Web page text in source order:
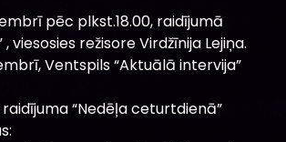
pēc plkst.18.00, raidījumā
, viesosies režisore Virdžīnija Lejiņa.
Ventspils “Aktuālā intervija”
“Nedēļa ceturtdienā”